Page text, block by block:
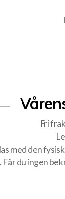
Fri
med den
Får du ingen